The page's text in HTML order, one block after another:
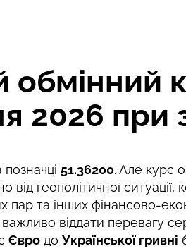
0%
2026 при
51.36200. Але курс
від геополітичної ситуації,
пар та інших фінансово-
віддати перевагу
Євро до Української гривні